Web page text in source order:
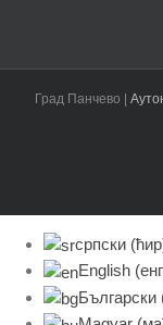
Град Панчево |
српски
English (
Български